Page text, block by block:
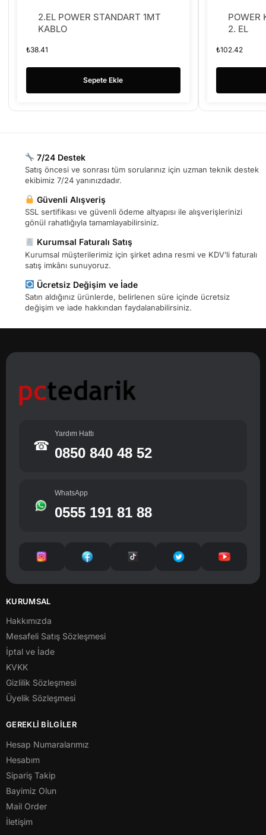
2.EL POWER STANDART 1MT
KABLO
₺38.41
Sepete Ekle
POWER
2. EL
₺102.42
7/24 Destek
Satış öncesi ve sonrası tüm sorularınız için uzman teknik destek
ekibimiz 7/24 yanınızdadır.
Güvenli Alışveriş
SSL sertifikası ve güvenli ödeme altyapısı ile alışverişlerinizi
gönül rahatlığıyla tamamlayabilirsiniz.
Kurumsal Faturalı Satış
Kurumsal müşterilerimiz için şirket adına resmi ve KDV’li faturalı
satış imkânı sunuyoruz.
Ücretsiz Değişim ve İade
Satın aldığınız ürünlerde, belirlenen süre içinde ücretsiz
değişim ve iade hakkından faydalanabilirsiniz.
☎
Yardım Hattı
0850 840 48 52
WhatsApp
0555 191 81 88
KURUMSAL
Hakkımızda
Mesafeli Satış Sözleşmesi
İptal ve İade
KVKK
Gizlilik Sözleşmesi
Üyelik Sözleşmesi
GEREKLİ BİLGİLER
Hesap Numaralarımız
Hesabım
Sipariş Takip
Bayimiz Olun
Mail Order
İletişim